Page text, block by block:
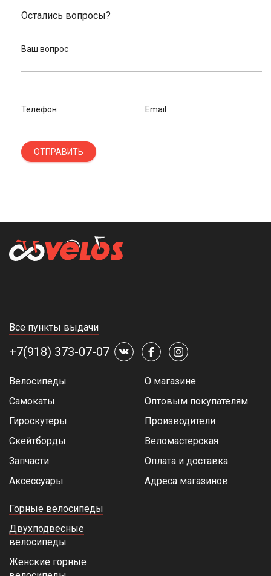
Остались вопросы?
Ваш вопрос
Телефон Email
ОТПРАВИТЬ
Все пункты выдачи
+7(918) 373-07-07
Велосипеды
Самокаты
Гироскутеры
Скейтборды
Запчасти
Аксессуары
О магазине
Оптовым покупателям
Производители
Веломастерская
Оплата и доставка
Адреса магазинов
Горные велосипеды
Двухподвесные
велосипеды
Женские горные